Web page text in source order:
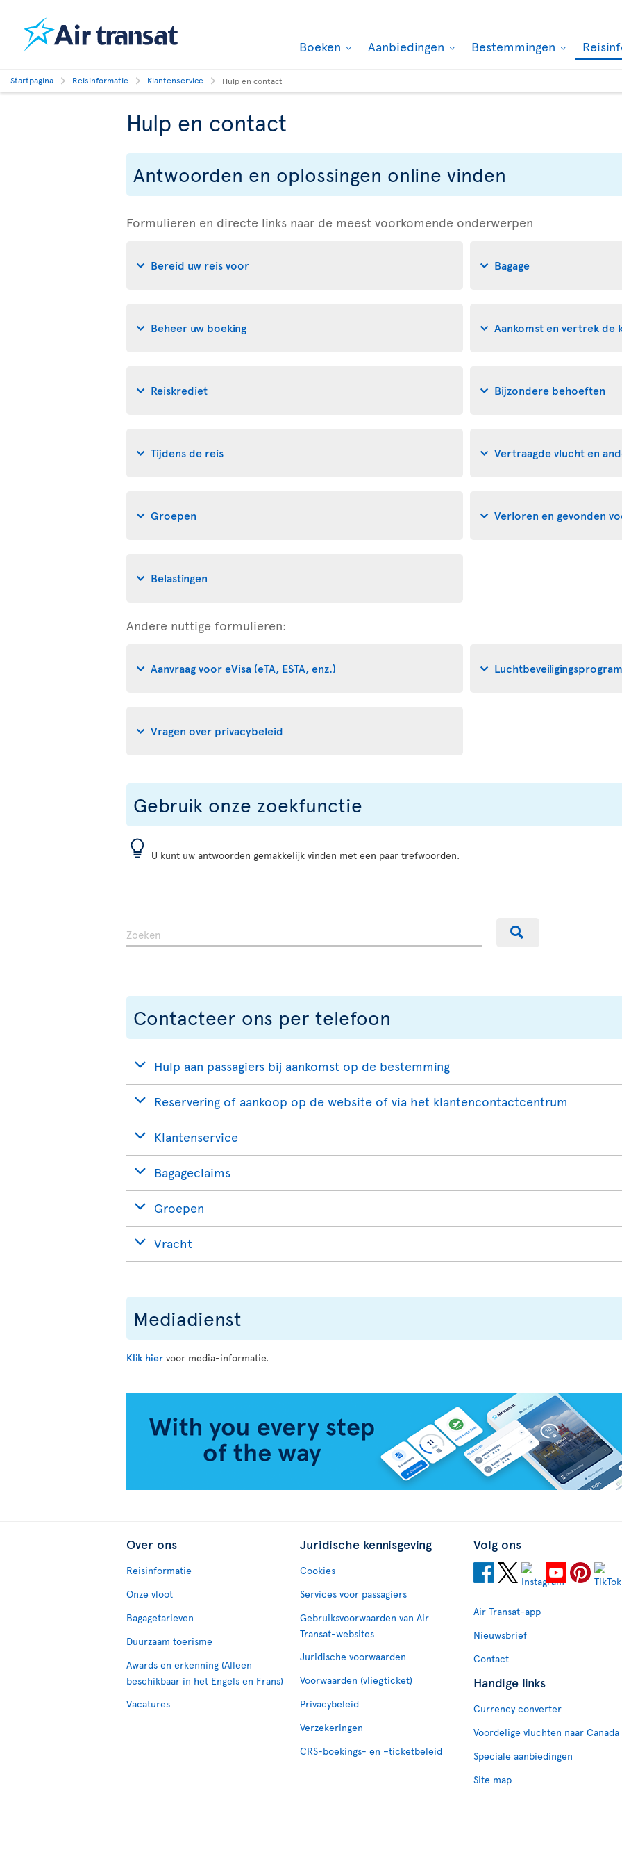
Boeken Aanbiedingen Bestemmingen
Startpagina Reisinformatie Klantenservice Hulp en contact
Hulp en contact
Antwoorden en oplossingen online vinden
Formulieren en directe links naar de meest voorkomende onderwerpen
Bereid uw reis voor Bagage
Beheer uw boeking Aankomst en vertrek de
Reiskrediet Bijzondere behoeften
Tijdens de reis Vertraagde vlucht en
Groepen Verloren en gevonden
Belastingen
Andere nuttige formulieren:
Aanvraag voor eVisa (eTA, ESTA, enz.)
Vragen over privacybeleid
Gebruik onze zoekfunctie
U kunt uw antwoorden gemakkelijk vinden met een paar trefwoorden.
Contacteer ons per telefoon
Hulp aan passagiers bij aankomst op de bestemming
Reservering of aankoop op de website of via het klantencontactcentrum
Klantenservice
Bagageclaims
Groepen
Vracht
Mediadienst
Klik hier voor media-informatie.
Over ons
Reisinformatie
Onze vloot
Bagagetarieven
Duurzaam toerisme
Awards en erkenning (Alleen
beschikbaar in het Engels en Frans)
Vacatures
Juridische kennisgeving
Cookies
Services voor passagiers
Gebruiksvoorwaarden van Air
Transat-websites
Juridische voorwaarden
Voorwaarden (vliegticket)
Privacybeleid
Verzekeringen
CRS-boekings- en –ticketbeleid
Volg ons
Air Transat-app
Nieuwsbrief
Contact
Handige links
Currency converter
Voordelige vluchten naar Canada
Speciale aanbiedingen
Site map